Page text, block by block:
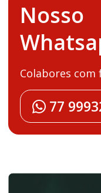
Nosso
Colabores com
77